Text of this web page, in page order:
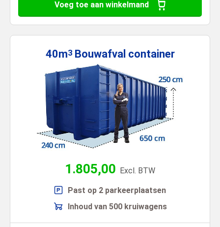
Voeg toe aan winkelmand
40m3 Bouwafval container
1.805,00 Excl. BTW
Past op 2 parkeerplaatsen
Inhoud van 500 kruiwagens